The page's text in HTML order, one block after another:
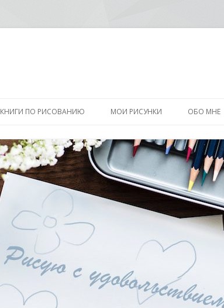
КНИГИ ПО РИСОВАНИЮ МОИ РИСУНКИ ОБО МНЕ